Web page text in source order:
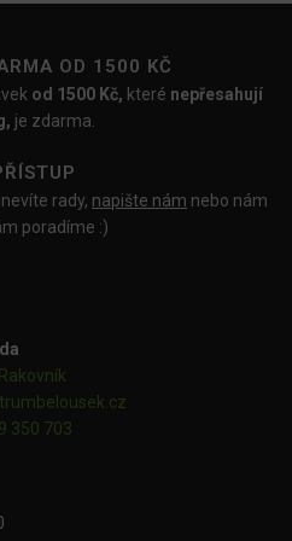
OD 1500 KČ
od 1500 Kč, které nepřesahují
je zdarma.
rady, napište nám nebo nám
poradíme :)
350 703